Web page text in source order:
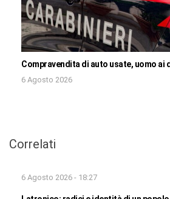
Compravendita di auto usate, uomo ai
6 Agosto 2026
Correlati
6 Agosto 2026 - 18:27